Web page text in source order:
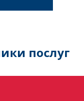
послуг